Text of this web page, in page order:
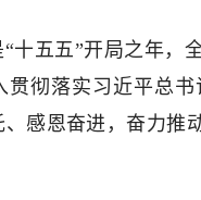
“十五五”开局之年，
贯彻落实习近平总
感恩奋进，奋力推